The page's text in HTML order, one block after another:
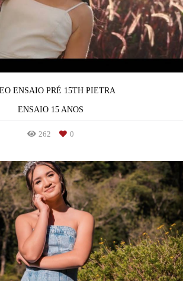
ENSAIO PRÉ 15TH PIETRA
ENSAIO 15 ANOS
262 0